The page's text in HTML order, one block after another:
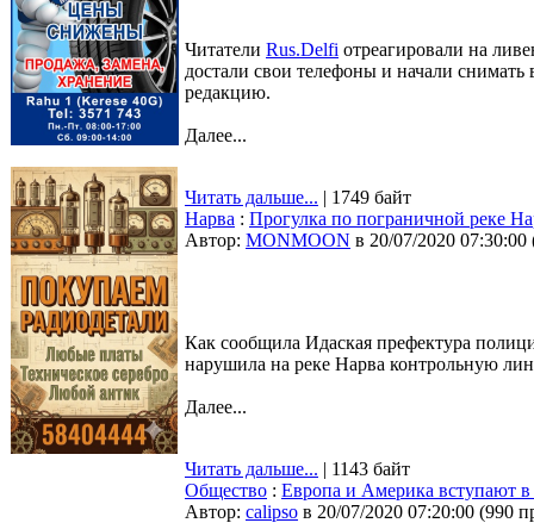
Читатели Rus.Delfi отреагировали на
достали свои телефоны и начали
редакцию.
Далее...
Читать дальше... | 1749 байт
Нарва : Прогулка по пограничной реке
Автор: MONMOON в 20/07/2020 07:30:00
Как сообщила Идаская префектура
нарушила на реке Нарва контрольную
Далее...
Читать дальше... | 1143 байт
Общество : Европа и Америка вступают в
Автор: calipso в 20/07/2020 07:20:00 (990